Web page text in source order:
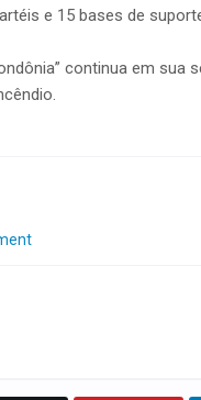
e 15 bases de
continua em